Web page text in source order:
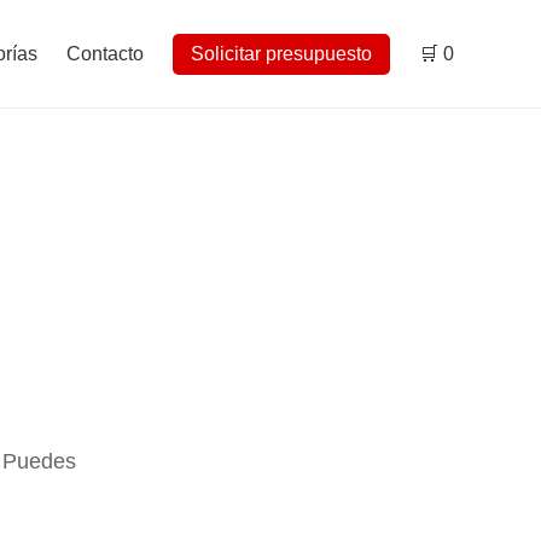
Contacto Solicitar presupuesto 🛒 0